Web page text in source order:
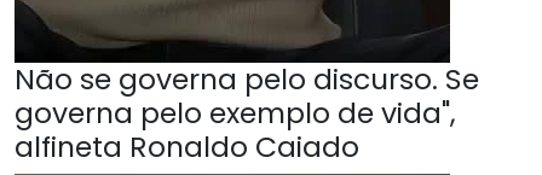
Não se governa pelo discurso. Se
governa pelo exemplo de vida",
alfineta Ronaldo Caiado